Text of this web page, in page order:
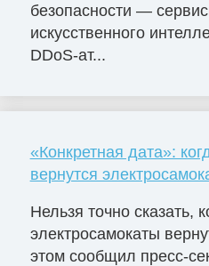
безопасности —
искусственного
DDoS-ат...
«Конкретная дата»:
вернутся
Нельзя точно сказать,
электросамокаты
этом сообщил пресс-